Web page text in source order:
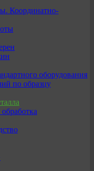
Координатно-
оборудования
по образцу